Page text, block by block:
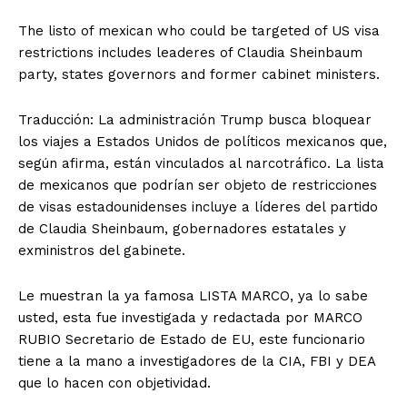
The listo of mexican who could be targeted of US visa
restrictions includes leaderes of Claudia Sheinbaum
party, states governors and former cabinet ministers.
Traducción: La administración Trump busca bloquear
los viajes a Estados Unidos de políticos mexicanos que,
según afirma, están vinculados al narcotráfico. La lista
de mexicanos que podrían ser objeto de restricciones
de visas estadounidenses incluye a líderes del partido
de Claudia Sheinbaum, gobernadores estatales y
exministros del gabinete.
Le muestran la ya famosa LISTA MARCO, ya lo sabe
usted, esta fue investigada y redactada por MARCO
RUBIO Secretario de Estado de EU, este funcionario
tiene a la mano a investigadores de la CIA, FBI y DEA
que lo hacen con objetividad.